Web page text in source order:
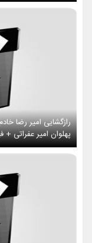
رازگشایی امیر رضا
پهلوان امیر عفراتی +